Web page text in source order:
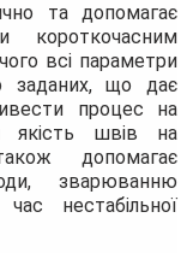
та допомагає
короткочасним
всі параметри
заданих, що дає
процес на
якість швів на
допомагає
зварюванню
нестабільної